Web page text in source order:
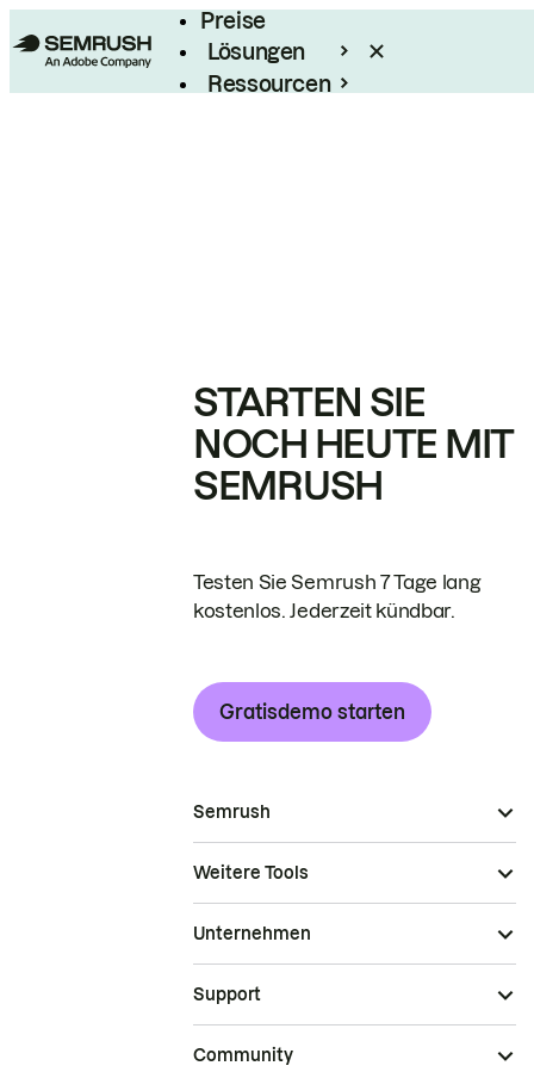
Preise
Lösungen
Ressourcen
STARTEN SIE
NOCH HEUTE MIT
SEMRUSH
Testen Sie Semrush 7 Tage lang
kostenlos. Jederzeit kündbar.
Gratisdemo starten
Semrush
Weitere Tools
Unternehmen
Support
Community